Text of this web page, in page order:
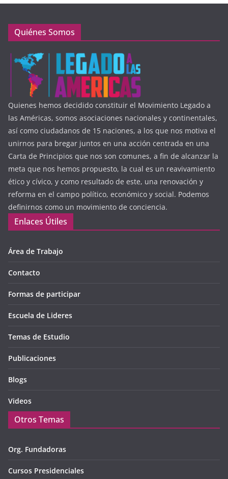
Quiénes Somos
Quienes hemos decidido constituir el Movimiento Legado a
las Américas, somos asociaciones nacionales y continentales,
así como ciudadanos de 15 naciones, a los que nos motiva el
unirnos para bregar juntos en una acción centrada en una
Carta de Principios que nos son comunes, a fin de alcanzar la
meta que nos hemos propuesto, la cual es un reavivamiento
ético y cívico, y como resultado de este, una renovación y
reforma en el campo político, económico y social. Podemos
definirnos como un movimiento de conciencia.
Enlaces Útiles
Área de Trabajo
Contacto
Formas de participar
Escuela de Lideres
Temas de Estudio
Publicaciones
Blogs
Videos
Otros Temas
Org. Fundadoras
Cursos Presidenciales